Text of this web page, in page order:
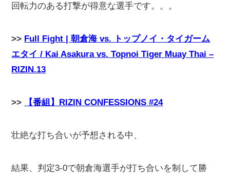
回転力のある打撃が得意な選手です。。。
>> Full Fight | 朝倉海 vs. トップノイ・タイガーム
エタイ / Kai Asakura vs. Topnoi Tiger Muay Thai –
RIZIN.13
>> 【番組】RIZIN CONFESSIONS #24
壮絶な打ち合いが予想される中、
結果、判定3-0で朝倉海選手が打ち合いを制して勝